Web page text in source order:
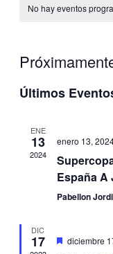
No hay eventos
fecha.
Últimos
ENE
13
2024
enero 13,
España A
Pabellon
DIC
17 Destacado
diciembre